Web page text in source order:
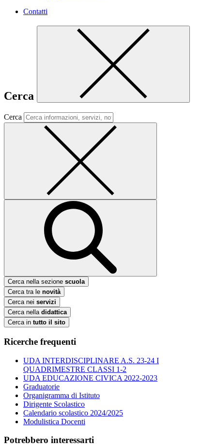
Contatti
Cerca
Cerca
Cerca nella sezione scuola
Cerca tra le novità
Cerca nei servizi
Cerca nella didattica
Cerca in tutto il sito
Ricerche frequenti
UDA INTERDISCIPLINARE A.S. 23-24 I
QUADRIMESTRE CLASSI 1-2
UDA EDUCAZIONE CIVICA 2022-2023
Graduatorie
Organigramma di Istituto
Dirigente Scolastico
Calendario scolastico 2024/2025
Modulistica Docenti
Potrebbero interessarti